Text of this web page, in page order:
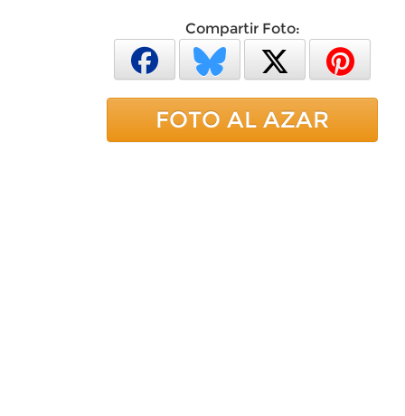
Compartir Foto:
FOTO AL AZAR